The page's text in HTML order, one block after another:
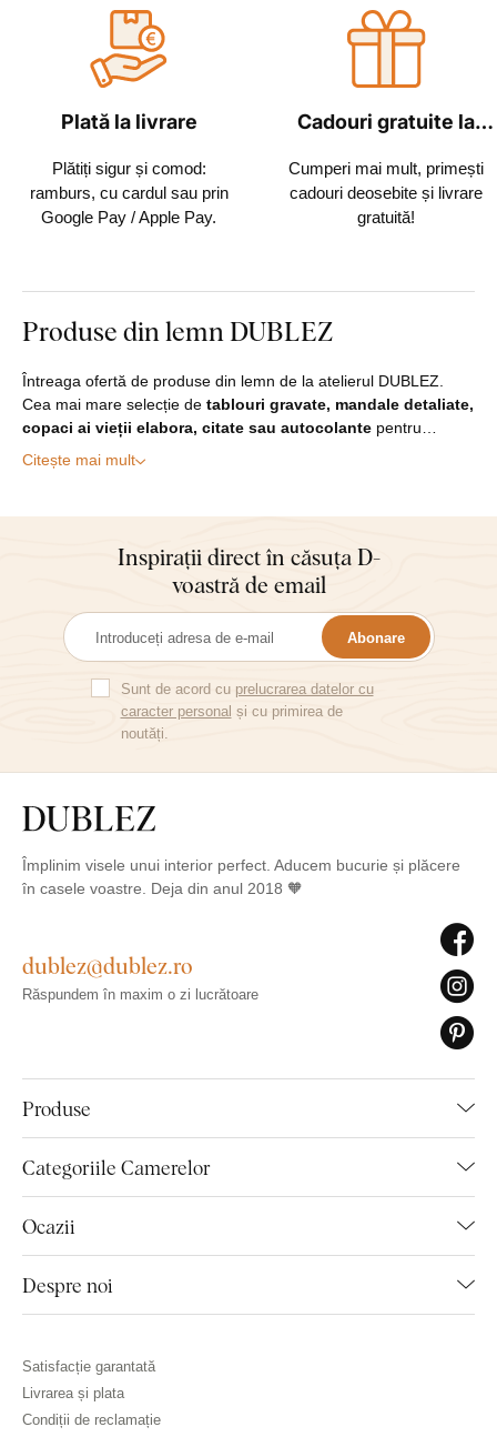
Plată la livrare
Plătiți sigur și comod:
ramburs, cu cardul sau prin
Google Pay / Apple Pay.
Cadouri gratuite la
Cumperi mai mult, primești
cadouri deosebite și livrare
gratuită!
Produse din lemn DUBLEZ
Întreaga ofertă de produse din lemn de la atelierul DUBLEZ.
Cea mai mare selecție de tablouri gravate, mandale detaliate,
copaci ai vieții elabora, citate sau autocolante pentru…
Citește mai mult
Inspirații direct în căsuța D-
voastră de email
Abonare
Sunt de acord cu prelucrarea datelor cu
caracter personal și cu primirea de
noutăți.
Împlinim visele unui interior perfect. Aducem bucurie și plăcere
în casele voastre. Deja din anul 2018 🧡
Produse
Categoriile Camerelor
Ocazii
Despre noi
dublez@dublez.ro
Răspundem în maxim o zi lucrătoare
Satisfacție garantată
Livrarea și plata
Condiții de reclamație